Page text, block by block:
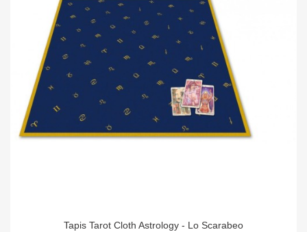
Tapis Tarot Cloth Astrology - Lo Scarabeo